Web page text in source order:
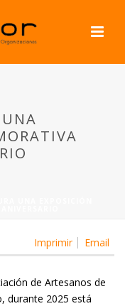
Imprimir Email
de Artesanos de
durante 2025 está